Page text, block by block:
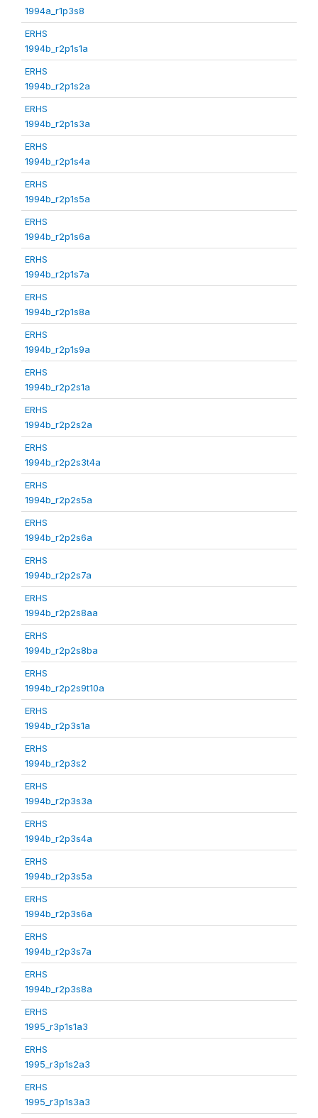
1994a_r1p3s8
ERHS
1994b_r2p1s1a
ERHS
1994b_r2p1s2a
ERHS
1994b_r2p1s3a
ERHS
1994b_r2p1s4a
ERHS
1994b_r2p1s5a
ERHS
1994b_r2p1s6a
ERHS
1994b_r2p1s7a
ERHS
1994b_r2p1s8a
ERHS
1994b_r2p1s9a
ERHS
1994b_r2p2s1a
ERHS
1994b_r2p2s2a
ERHS
1994b_r2p2s3t4a
ERHS
1994b_r2p2s5a
ERHS
1994b_r2p2s6a
ERHS
1994b_r2p2s7a
ERHS
1994b_r2p2s8aa
ERHS
1994b_r2p2s8ba
ERHS
1994b_r2p2s9t10a
ERHS
1994b_r2p3s1a
ERHS
1994b_r2p3s2
ERHS
1994b_r2p3s3a
ERHS
1994b_r2p3s4a
ERHS
1994b_r2p3s5a
ERHS
1994b_r2p3s6a
ERHS
1994b_r2p3s7a
ERHS
1994b_r2p3s8a
ERHS
1995_r3p1s1a3
ERHS
1995_r3p1s2a3
ERHS
1995_r3p1s3a3